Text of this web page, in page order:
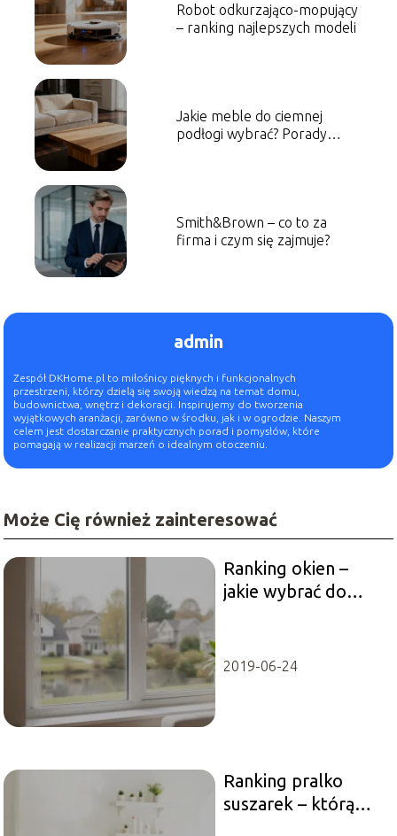
Robot odkurzająco-mopujący
– ranking najlepszych modeli
Jakie meble do ciemnej
podłogi wybrać? Porady
Smith&Brown – co to za
firma i czym się zajmuje?
admin
Zespół DKHome.pl to miłośnicy pięknych i funkcjonalnych
przestrzeni, którzy dzielą się swoją wiedzą na temat domu,
budownictwa, wnętrz i dekoracji. Inspirujemy do tworzenia
wyjątkowych aranżacji, zarówno w środku, jak i w ogrodzie. Naszym
celem jest dostarczanie praktycznych porad i pomysłów, które
pomagają w realizacji marzeń o idealnym otoczeniu.
Może Cię również zainteresować
Ranking okien –
jakie wybrać do
2019-06-24
Ranking pralko
suszarek – którą